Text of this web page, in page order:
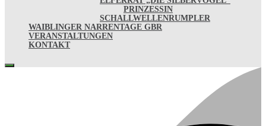
PRINZESSIN
SCHALLWELLENRUMPLER
WAIBLINGER NARRENTAGE GBR
VERANSTALTUNGEN
KONTAKT